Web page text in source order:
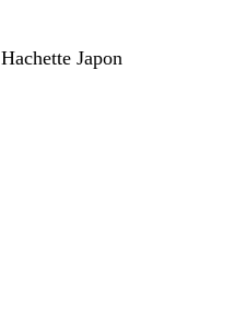
Hachette Japon